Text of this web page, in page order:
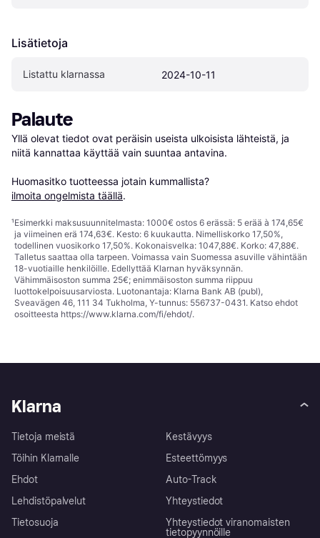
Lisätietoja
Listattu klarnassa 2024-10-11
Palaute
Yllä olevat tiedot ovat peräisin useista ulkoisista lähteistä, ja
niitä kannattaa käyttää vain suuntaa antavina.
Huomasitko tuotteessa jotain kummallista?
ilmoita ongelmista täällä.
¹Esimerkki maksusuunnitelmasta: 1000€ ostos 6 erässä: 5 erää à 174,65€
ja viimeinen erä 174,63€. Kesto: 6 kuukautta. Nimelliskorko 17,50%,
todellinen vuosikorko 17,50%. Kokonaisvelka: 1047,88€. Korko: 47,88€.
Talletus saattaa olla tarpeen. Voimassa vain Suomessa asuville vähintään
18-vuotiaille henkilöille. Edellyttää Klarnan hyväksynnän.
Vähimmäisoston summa 25€; enimmäisoston summa riippuu
luottokelpoisuusarviosta. Luotonantaja: Klarna Bank AB (publ),
Sveavägen 46, 111 34 Tukholma, Y-tunnus: 556737-0431. Katso ehdot
osoitteesta https://www.klarna.com/fi/ehdot/.
Klarna
Tietoja meistä
Töihin Klarnalle
Ehdot
Lehdistöpalvelut
Tietosuoja
Kestävyys
Esteettömyys
Auto-Track
Yhteystiedot
Yhteystiedot viranomaisten
tietopyynnöille